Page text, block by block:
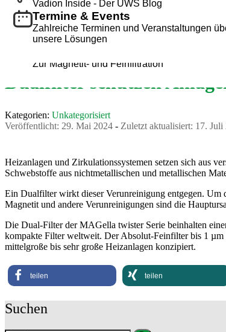
Zur Entsalzung und automatischen pH-Wert-
Professionelle Nachspeisungen
Zur Nachspeisung von normgerechtem
Heizwasser
Zur Magnetit- und Feinfiltration
Vadion Inside - Der UWS Blog
Termine & Events
Zahlreiche Terminen und Veranstaltungen
unsere Lösungen
Zur Entsalzung und automatischen pH-Wert-
Professionelle Nachspeisungen
Zur Nachspeisung von normgerechtem
Heizwasser
Zur Magnetit- und Feinfiltration
Vadion Inside - Der UWS Blog
Termine & Events
Zahlreiche Terminen und Veranstaltungen
unsere Lösungen
Zur Entsalzung und automatischen pH-Wert-
Professionelle Nachspeisungen
Zur Nachspeisung von normgerechtem
Heizwasser
Zur Magnetit- und Feinfiltration
Vadion Inside - Der UWS Blog
Termine & Events
Zahlreiche Terminen und Veranstaltungen
unsere Lösungen
Dualfilter schützen
Kategorien: Unkategorisiert
Veröffentlicht: 29. Mai 2024 - Zuletzt aktualisiert: 17. Juli
Heizanlagen und Zirkulationssystemen setzen sich aus
Schwebstoffe aus nichtmetallischen und metallischen
Ein Dualfilter wirkt dieser Verunreinigung entgegen. Um
Magnetit und andere Verunreinigungen sind die
Die Dual-Filter der MAGella twister Serie beinhalten
kompakte Filter weltweit. Der Absolut-Feinfilter bis 1
mittelgroße bis sehr große Heizanlagen konzipiert.
teilen teilen
Suchen